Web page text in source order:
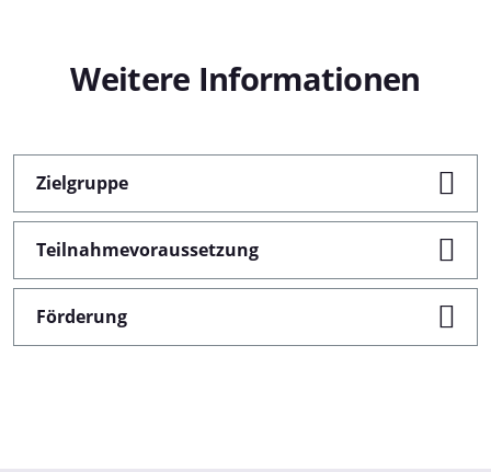
Weitere Informationen
Zielgruppe
Teilnahmevoraussetzung
Förderung